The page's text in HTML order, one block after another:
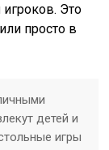
игроков. Это
просто в
детей и
игры